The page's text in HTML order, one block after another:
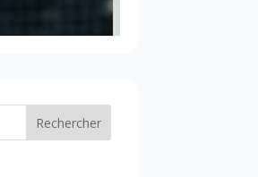
Rechercher